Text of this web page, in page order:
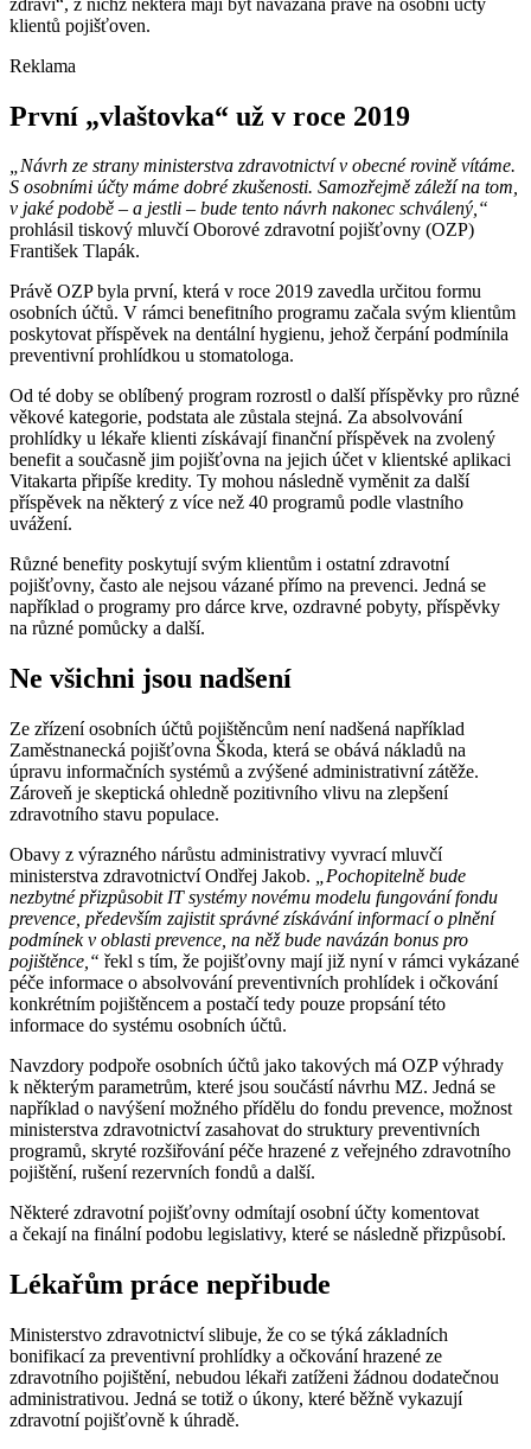
klientů pojišťoven.
Reklama
První „vlaštovka“ už v roce 2019
„Návrh ze strany ministerstva zdravotnictví v obecné rovině vítáme.
S osobními účty máme dobré zkušenosti. Samozřejmě záleží na tom,
v jaké podobě –⁠ a jestli –⁠ bude tento návrh nakonec schválený,“
prohlásil tiskový mluvčí Oborové zdravotní pojišťovny (OZP)
František Tlapák.
Právě OZP byla první, která v roce 2019 zavedla určitou formu
osobních účtů. V rámci benefitního programu začala svým klientům
poskytovat příspěvek na dentální hygienu, jehož čerpání podmínila
preventivní prohlídkou u stomatologa.
Od té doby se oblíbený program rozrostl o další příspěvky pro různé
věkové kategorie, podstata ale zůstala stejná. Za absolvování
prohlídky u lékaře klienti získávají finanční příspěvek na zvolený
benefit a současně jim pojišťovna na jejich účet v klientské aplikaci
Vitakarta připíše kredity. Ty mohou následně vyměnit za další
příspěvek na některý z více než 40 programů podle vlastního
uvážení.
Různé benefity poskytují svým klientům i ostatní zdravotní
pojišťovny, často ale nejsou vázané přímo na prevenci. Jedná se
například o programy pro dárce krve, ozdravné pobyty, příspěvky
na různé pomůcky a další.
Ne všichni jsou nadšení
Ze zřízení osobních účtů pojištěncům není nadšená například
Zaměstnanecká pojišťovna Škoda, která se obává nákladů na
úpravu informačních systémů a zvýšené administrativní zátěže.
Zároveň je skeptická ohledně pozitivního vlivu na zlepšení
zdravotního stavu populace.
Obavy z výrazného nárůstu administrativy vyvrací mluvčí
ministerstva zdravotnictví Ondřej Jakob.
„Pochopitelně bude
nezbytné přizpůsobit IT systémy novému modelu fungování fondu
prevence, především zajistit správné získávání informací o plnění
podmínek v oblasti prevence, na něž bude navázán bonus pro
pojištěnce,“ řekl s tím, že pojišťovny mají již nyní v rámci vykázané
péče informace o absolvování preventivních prohlídek i očkování
konkrétním pojištěncem a postačí tedy pouze propsání této
informace do systému osobních účtů.
Navzdory podpoře osobních účtů jako takových má OZP výhrady
k některým parametrům, které jsou součástí návrhu MZ. Jedná se
například o navýšení možného přídělu do fondu prevence, možnost
ministerstva zdravotnictví zasahovat do struktury preventivních
programů, skryté rozšiřování péče hrazené z veřejného zdravotního
pojištění, rušení rezervních fondů a další.
Některé zdravotní pojišťovny odmítají osobní účty komentovat
a čekají na finální podobu legislativy, které se následně přizpůsobí.
Lékařům práce nepřibude
Ministerstvo zdravotnictví slibuje, že co se týká základních
bonifikací za preventivní prohlídky a očkování hrazené ze
zdravotního pojištění, nebudou lékaři zatíženi žádnou dodatečnou
administrativou. Jedná se totiž o úkony, které běžně vykazují
zdravotní pojišťovně k úhradě.